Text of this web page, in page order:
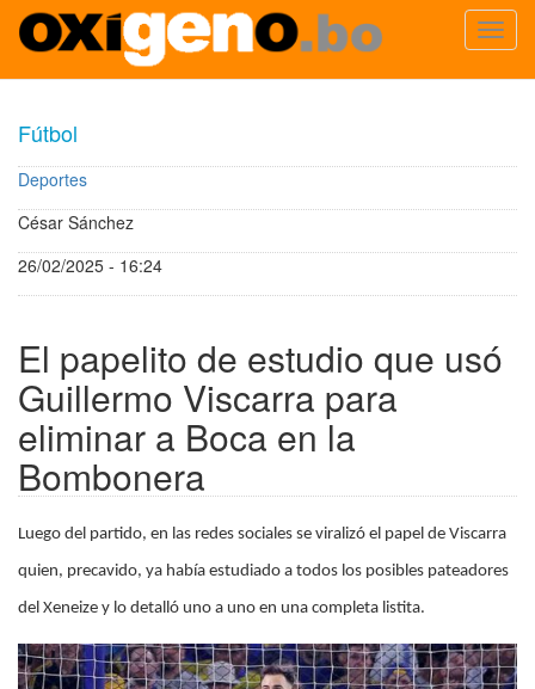
contenido
principal
Fútbol
Deportes
César Sánchez
26/02/2025 - 16:24
El papelito de estudio que usó
Guillermo Viscarra para
eliminar a Boca en la
Bombonera
Luego del partido, en las redes sociales se viralizó el papel de Viscarra
quien, precavido, ya había estudiado a todos los posibles pateadores
del Xeneize y lo detalló uno a uno en una completa listita.